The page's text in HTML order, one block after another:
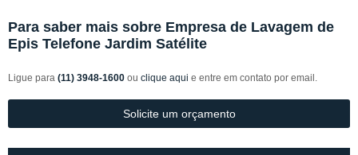
Para saber mais sobre Empresa de Lavagem de
Epis Telefone Jardim Satélite
Ligue para (11) 3948-1600 ou clique aqui e entre em contato por email.
Solicite um orçamento